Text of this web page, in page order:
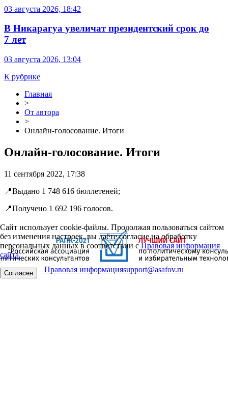
03 августа 2026, 18:42
В Никарагуа увеличат президентский срок до
7 лет
03 августа 2026, 13:04
К рубрике
Главная
>
От автора
>
Онлайн-голосование. Итоги
Онлайн-голосование. Итоги
11 сентября 2022, 17:38
📍Выдано 1 748 616 бюллетеней;
📍Получено 1 692 196 голосов.
Сайт использует cookie-файлы. Продолжая пользоваться сайтом
без изменения настроек, вы даёте согласие на обработку
персональных данных в соответствии сПравовая информация
сайта.
Согласен Правовая информацияsupport@asafov.ru